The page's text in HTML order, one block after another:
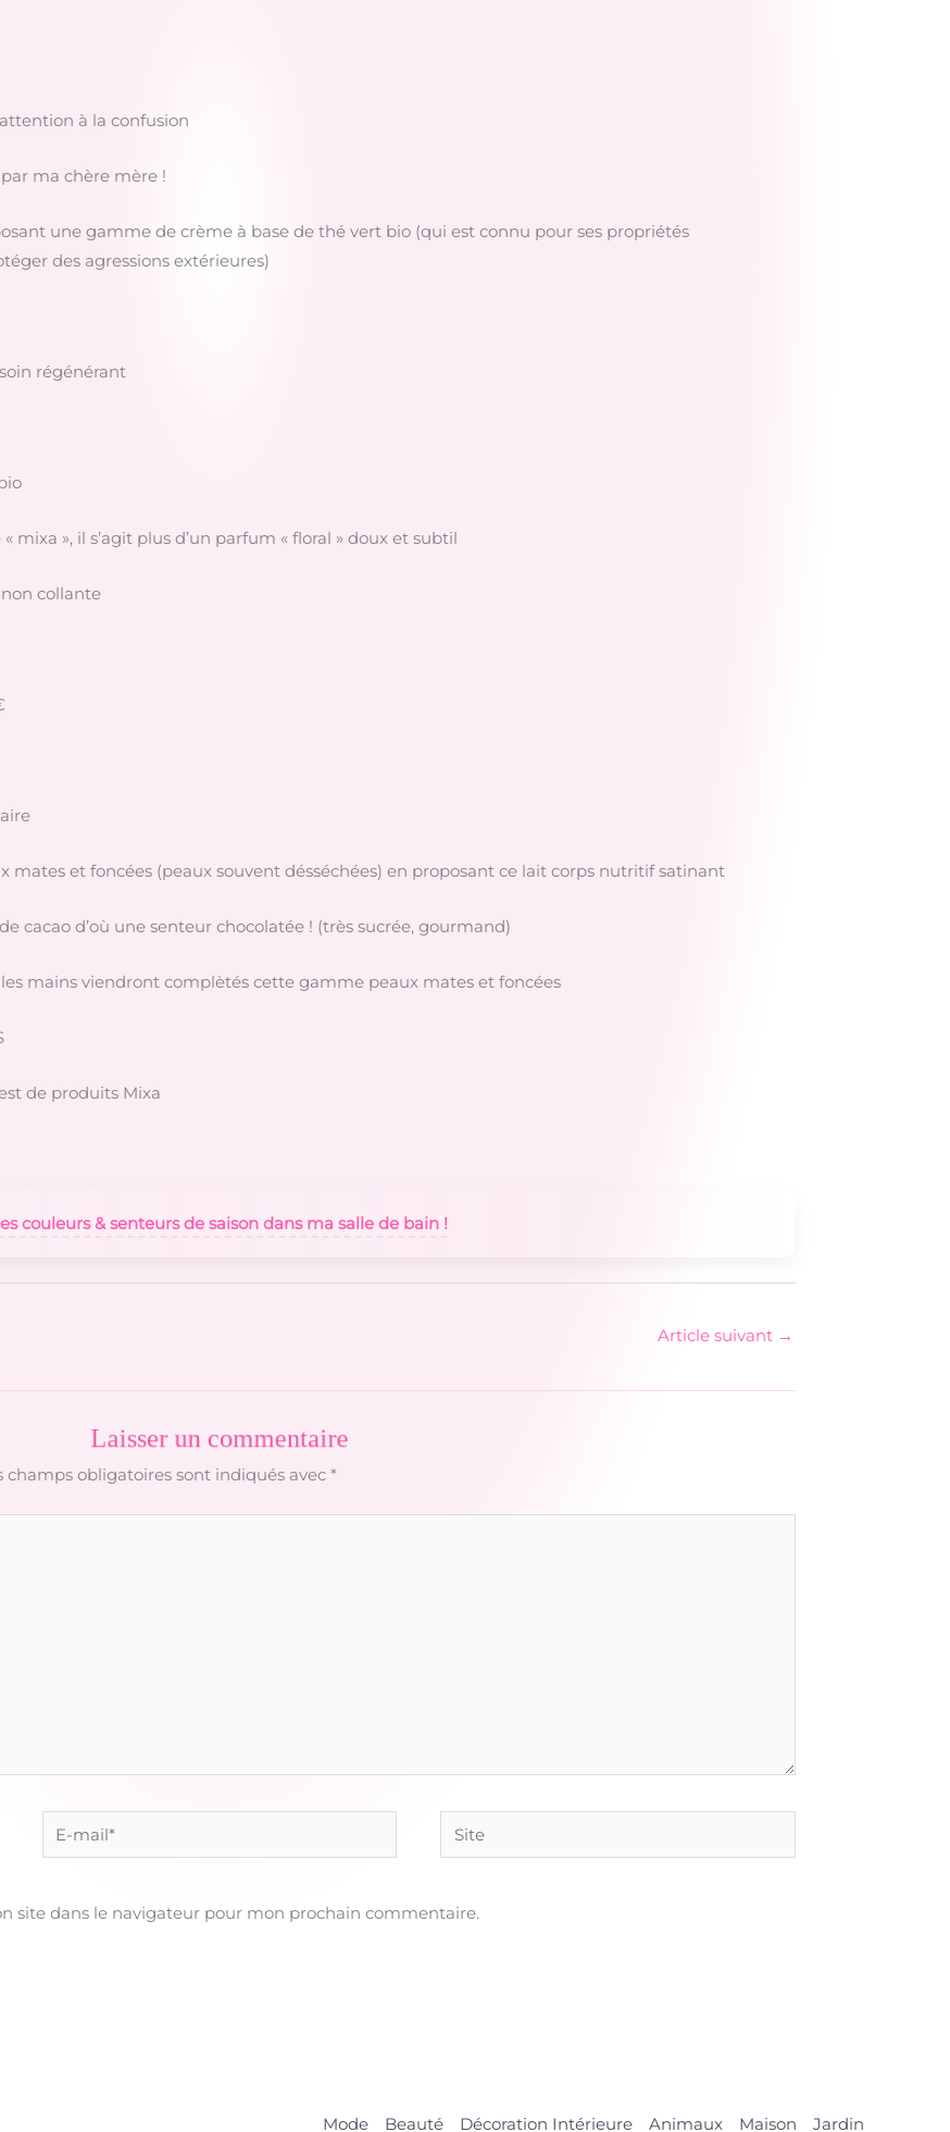
à la confusion
ma chère mère !
une gamme de crème à base de thé vert bio (qui est connu pour ses propriétés
des agressions extérieures)
régénérant
mixa », il s’agit plus d’un parfum « floral » doux et subtil
collante
mates et foncées (peaux souvent désséchées) en proposant ce lait corps nutritif satinant
cacao d’où une senteur chocolatée ! (très sucrée, gourmand)
mains viendront complètés cette gamme peaux mates et foncées
de produits Mixa
couleurs & senteurs de saison dans ma salle de bain !
Article suivant →
Laisser un commentaire
champs obligatoires sont indiqués avec *
E-
mail*
Site
site dans le navigateur pour mon prochain commentaire.
Mode Beauté Décoration Intérieure Animaux Maison Jardin